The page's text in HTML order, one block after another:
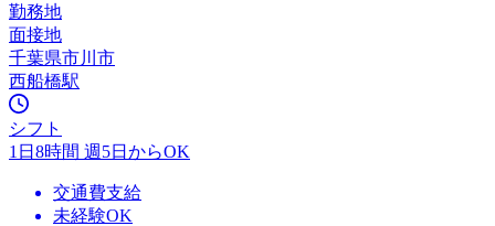
勤務地
面接地
千葉県市川市
西船橋駅
シフト
1日8時間 週5日からOK
交通費支給
未経験OK